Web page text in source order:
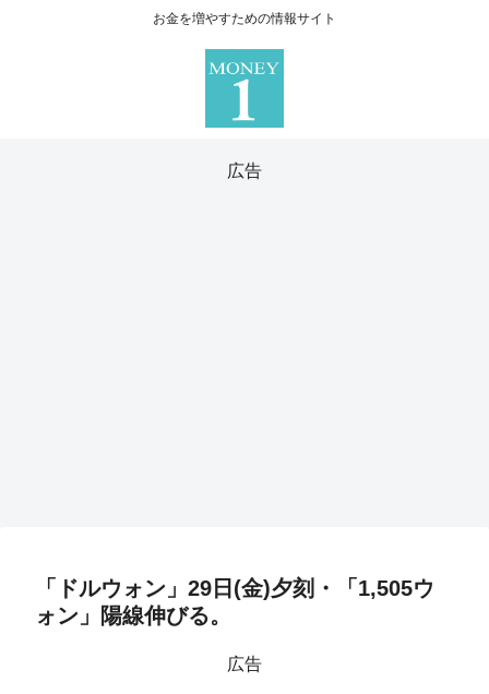
お金を増やすための情報サイト
広告
「ドルウォン」29日(金)夕刻・「1,505ウ
ォン」陽線伸びる。
広告